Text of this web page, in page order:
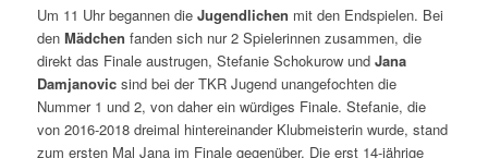
Um 11 Uhr begannen die Jugendlichen mit den Endspielen. Bei
den Mädchen fanden sich nur 2 Spielerinnen zusammen, die
direkt das Finale austrugen, Stefanie Schokurow und Jana
Damjanovicsind bei der TKR Jugend unangefochten die
Nummer 1 und 2, von daher ein würdiges Finale. Stefanie, die
von 2016-2018 dreimal hintereinander Klubmeisterin wurde, stand
zum ersten Mal Jana im Finale gegenüber. Die erst 14-jährige